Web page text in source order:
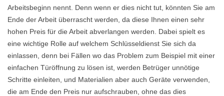
Arbeitsbeginn nennt. Denn wenn er dies nicht tut, könnten Sie am
Ende der Arbeit überrascht werden, da diese Ihnen einen sehr
hohen Preis für die Arbeit abverlangen werden. Dabei spielt es
eine wichtige Rolle auf welchem Schlüsseldienst Sie sich da
einlassen, denn bei Fällen wo das Problem zum Beispiel mit einer
einfachen Türöffnung zu lösen ist, werden Betrüger unnötige
Schritte einleiten, und Materialien aber auch Geräte verwenden,
die am Ende den Preis nur aufschrauben, ohne das dies